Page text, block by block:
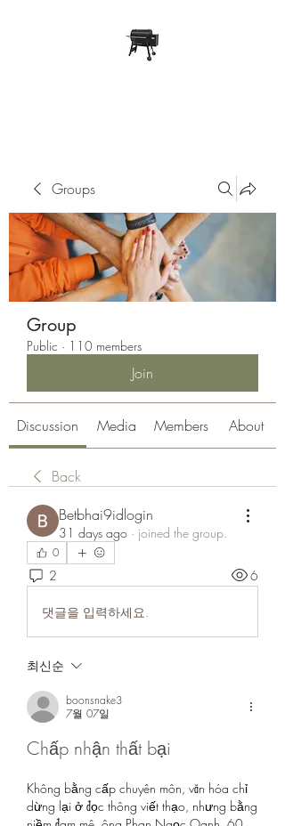
Groups
Group
Public · 110 members
Join
Discussion Media Members About
Back
Betbhai9idlogin
31 days ago · joined the group.
0
2 6
댓글을 입력하세요.
최신순
boonsnake3
7월 07일
Chấp nhận thất bại
Không bằng cấp chuyên môn, văn hóa chỉ
dừng lại ở đọc thông viết thạo, nhưng bằng